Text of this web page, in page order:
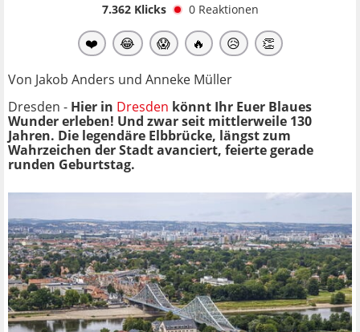
7.362Klicks 0 Reaktionen
❤️ 😂 😱 🔥 😥 👏
Von Jakob Anders und Anneke Müller
Dresden - Hier in Dresden könnt Ihr Euer Blaues
Wunder erleben! Und zwar seit mittlerweile 130
Jahren. Die legendäre Elbbrücke, längst zum
Wahrzeichen der Stadt avanciert, feierte gerade
runden Geburtstag.